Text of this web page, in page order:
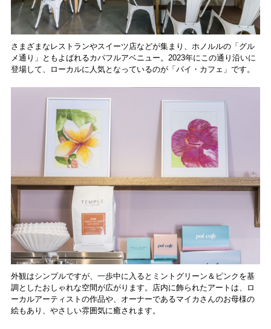
さまざまなレストランやスイーツ店などが集まり、ホノルルの「グル
メ通り」ともよばれるカパフルアベニュー。2023年にこの通り沿いに
登場して、ローカルに人気となっているのが「パイ・カフェ」です。
外観はシンプルですが、一歩中に入るとミントグリーン＆ピンクを基
調としたおしゃれな空間が広がります。店内に飾られたアートは、ロ
ーカルアーティストの作品や、オーナーであるマイカさんのお母様の
絵もあり、やさしい雰囲気に癒されます。